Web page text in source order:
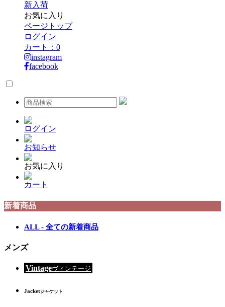
新入荷
お気に入り
ページトップ
ログイン
カート： 0
instagram
facebook
ログイン
お知らせ
お気に入り
カート
新着商品
ALL - 全ての新着商品
メンズ
Vintageヴィンテージ
Jacketジャケット